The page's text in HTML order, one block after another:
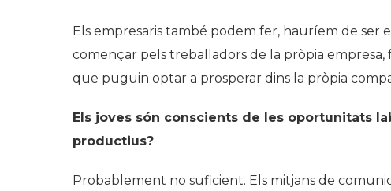
Els empresaris també podem fer, hauríem de ser
començar pels treballadors de la pròpia
que puguin optar a prosperar dins la pròpia
Els joves són conscients de les oportunitats
productius?
Probablement no suficient. Els mitjans de